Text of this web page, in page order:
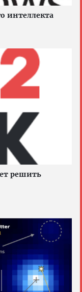
интеллекта
решить